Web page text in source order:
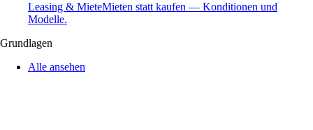
Leasing & MieteMieten statt kaufen — Konditionen und
Modelle.
Grundlagen
Alle ansehen